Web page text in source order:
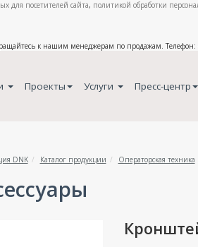
для посетителей сайта, политикой обработки
к нашим менеджерам по продажам. Телефон:
Проекты Услуги Пресс-центр
DNK Каталог продукции Операторская техника